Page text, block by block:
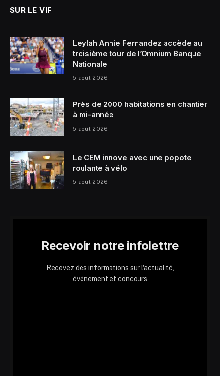
SUR LE VIF
Leylah Annie Fernandez accède au
troisième tour de l’Omnium Banque
Nationale
5 août 2026
Près de 2000 habitations en chantier
à mi-année
5 août 2026
Le CEM innove avec une popote
roulante à vélo
5 août 2026
Recevoir notre infolettre
Recevez des informations sur l'actualité,
événement et concours